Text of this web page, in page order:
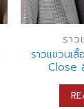
ราว
ราวแขวนเ
Close